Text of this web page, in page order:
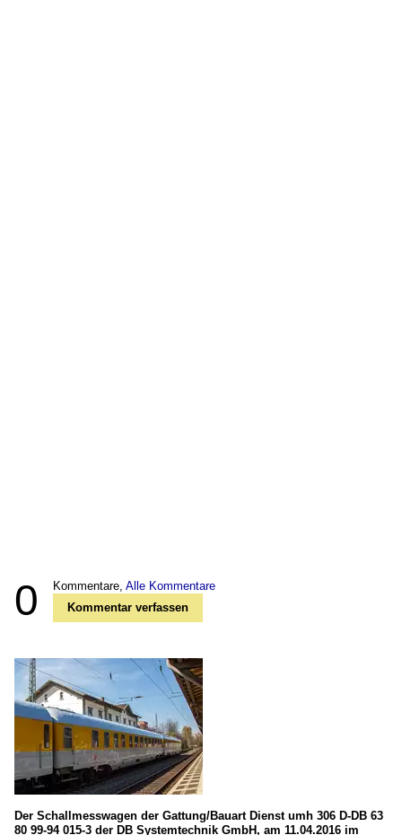
0 Kommentare, Alle Kommentare
Kommentar verfassen
Der Schallmesswagen der Gattung/Bauart Dienst umh 306 D-DB 63
80 99-94 015-3 der DB Systemtechnik GmbH, am 11.04.2016 im